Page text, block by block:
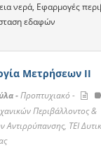
νερά, Εφαρμογές
εδαφών
Μετρήσεων ΙI
-Προπτυχιακό -
Περιβάλλοντος &
Αντιρρύπανσης, ΤΕΙ